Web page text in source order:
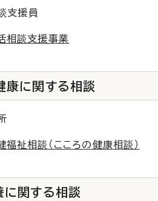
支援員
相談支援事業
康に関する相談
福祉相談（こころの健康相談）
に関する相談